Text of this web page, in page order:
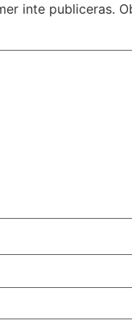
inte publiceras.